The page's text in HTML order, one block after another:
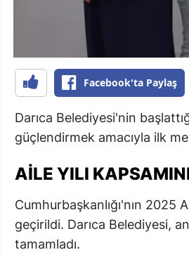
Facebook'ta Paylaş
Darıca Belediyesi'nin
güçlendirmek amacıyla ilk
AILE YILI
Cumhurbaşkanlığı'nın 2025
geçirildi. Darıca Belediyesi,
tamamladı.